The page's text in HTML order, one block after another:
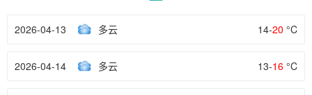
2026-04-13 多云 14-20 °C
2026-04-14 多云 13-16 °C